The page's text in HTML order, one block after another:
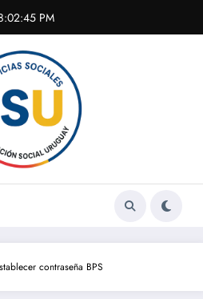
PM
contraseña BPS